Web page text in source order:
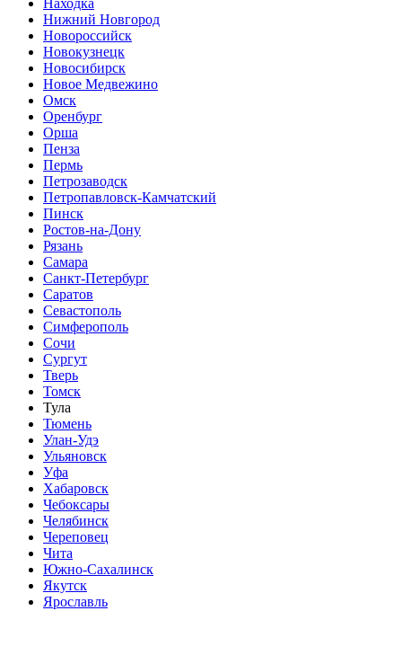
Находка
Нижний Новгород
Новороссийск
Новокузнецк
Новосибирск
Новое Медвежино
Омск
Оренбург
Орша
Пенза
Пермь
Петрозаводск
Петропавловск-Камчатский
Пинск
Ростов-на-Дону
Рязань
Самара
Санкт-Петербург
Саратов
Севастополь
Симферополь
Сочи
Сургут
Тверь
Томск
Тула
Тюмень
Улан-Удэ
Ульяновск
Уфа
Хабаровск
Чебоксары
Челябинск
Череповец
Чита
Южно-Сахалинск
Якутск
Ярославль